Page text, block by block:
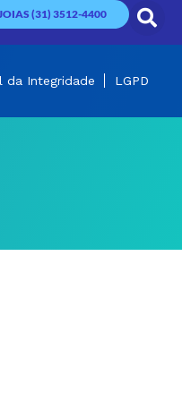
(31) 3512-4400
da Integridade LGPD